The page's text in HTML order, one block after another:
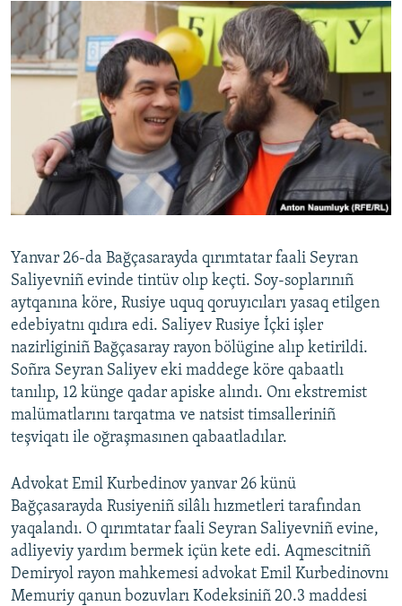
Yanvar 26-da Bağçasarayda qırımtatar faali Seyran
Saliyevniñ evinde tintüv olıp keçti. Soy-soplarınıñ
aytqanına köre, Rusiye uquq qoruyıcıları yasaq etilgen
edebiyatnı qıdıra edi. Saliyev Rusiye İçki işler
nazirliginiñ Bağçasaray rayon bölügine alıp ketirildi.
Soñra Seyran Saliyev eki maddege köre qabaatlı
tanılıp, 12 künge qadar apiske alındı. Onı ekstremist
malümatlarını tarqatma ve natsist timsalleriniñ
teşviqatı ile oğraşmasınen qabaatladılar.
Advokat Emil Kurbedinov yanvar 26 künü
Bağçasarayda Rusiyeniñ silâlı hızmetleri tarafından
yaqalandı. O qırımtatar faali Seyran Saliyevniñ evine,
adliyeviy yardım bermek içün kete edi. Aqmescitniñ
Demiryol rayon mahkemesi advokat Emil Kurbedinovnı
Memuriy qanun bozuvları Kodeksiniñ 20.3 maddesi